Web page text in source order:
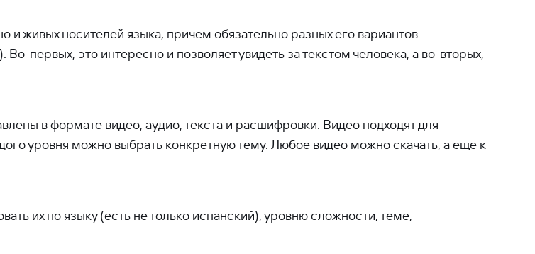
и живых носителей языка, причем обязательно разных его вариантов
Во-первых, это интересно и позволяет увидеть за текстом человека, а во-вторых,
в формате видео, аудио, текста и расшифровки. Видео подходят для
уровня можно выбрать конкретную тему. Любое видео можно скачать, а еще к
их по языку (есть не только испанский), уровню сложности, теме,